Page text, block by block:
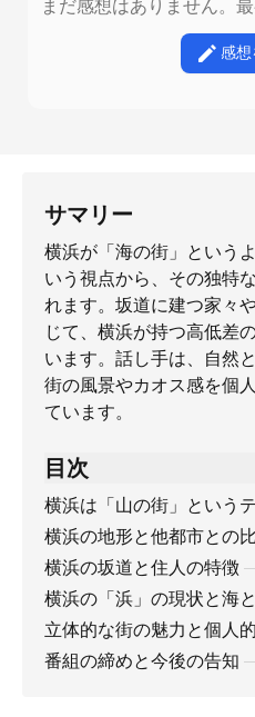
まだ感想はありません。
感想
サマリー
横浜が「海の街」という
いう視点から、その独特
れます。坂道に建つ家々
じて、横浜が持つ高低差
います。話し手は、自然
街の風景やカオス感を個
ています。
目次
横浜は「山の街」という
横浜の地形と他都市との
横浜の坂道と住人の特徴
横浜の「浜」の現状と海
立体的な街の魅力と個人
番組の締めと今後の告知